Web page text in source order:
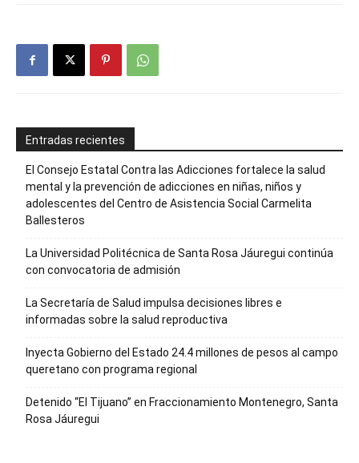
Entradas recientes
El Consejo Estatal Contra las Adicciones fortalece la salud
mental y la prevención de adicciones en niñas, niños y
adolescentes del Centro de Asistencia Social Carmelita
Ballesteros
La Universidad Politécnica de Santa Rosa Jáuregui continúa
con convocatoria de admisión
La Secretaría de Salud impulsa decisiones libres e
informadas sobre la salud reproductiva
Inyecta Gobierno del Estado 24.4 millones de pesos al campo
queretano con programa regional
Detenido “El Tijuano” en Fraccionamiento Montenegro, Santa
Rosa Jáuregui